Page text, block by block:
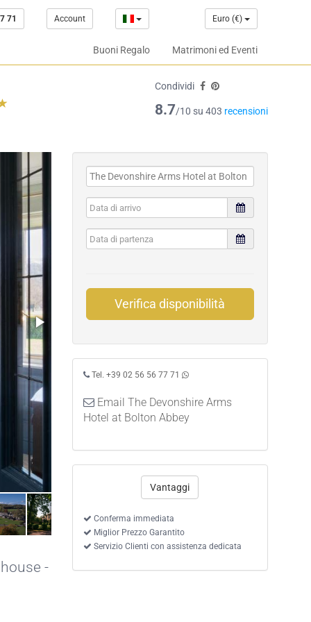
71 Account Euro (€)
Buoni Regalo Matrimoni ed Eventi
Condividi
8.7/10 su 403 recensioni
Verifica disponibilità
Tel. +39 02 56 56 77 71
Email The Devonshire Arms
Hotel at Bolton Abbey
Vantaggi
Conferma immediata
Miglior Prezzo Garantito
Servizio Clienti con assistenza dedicata
-